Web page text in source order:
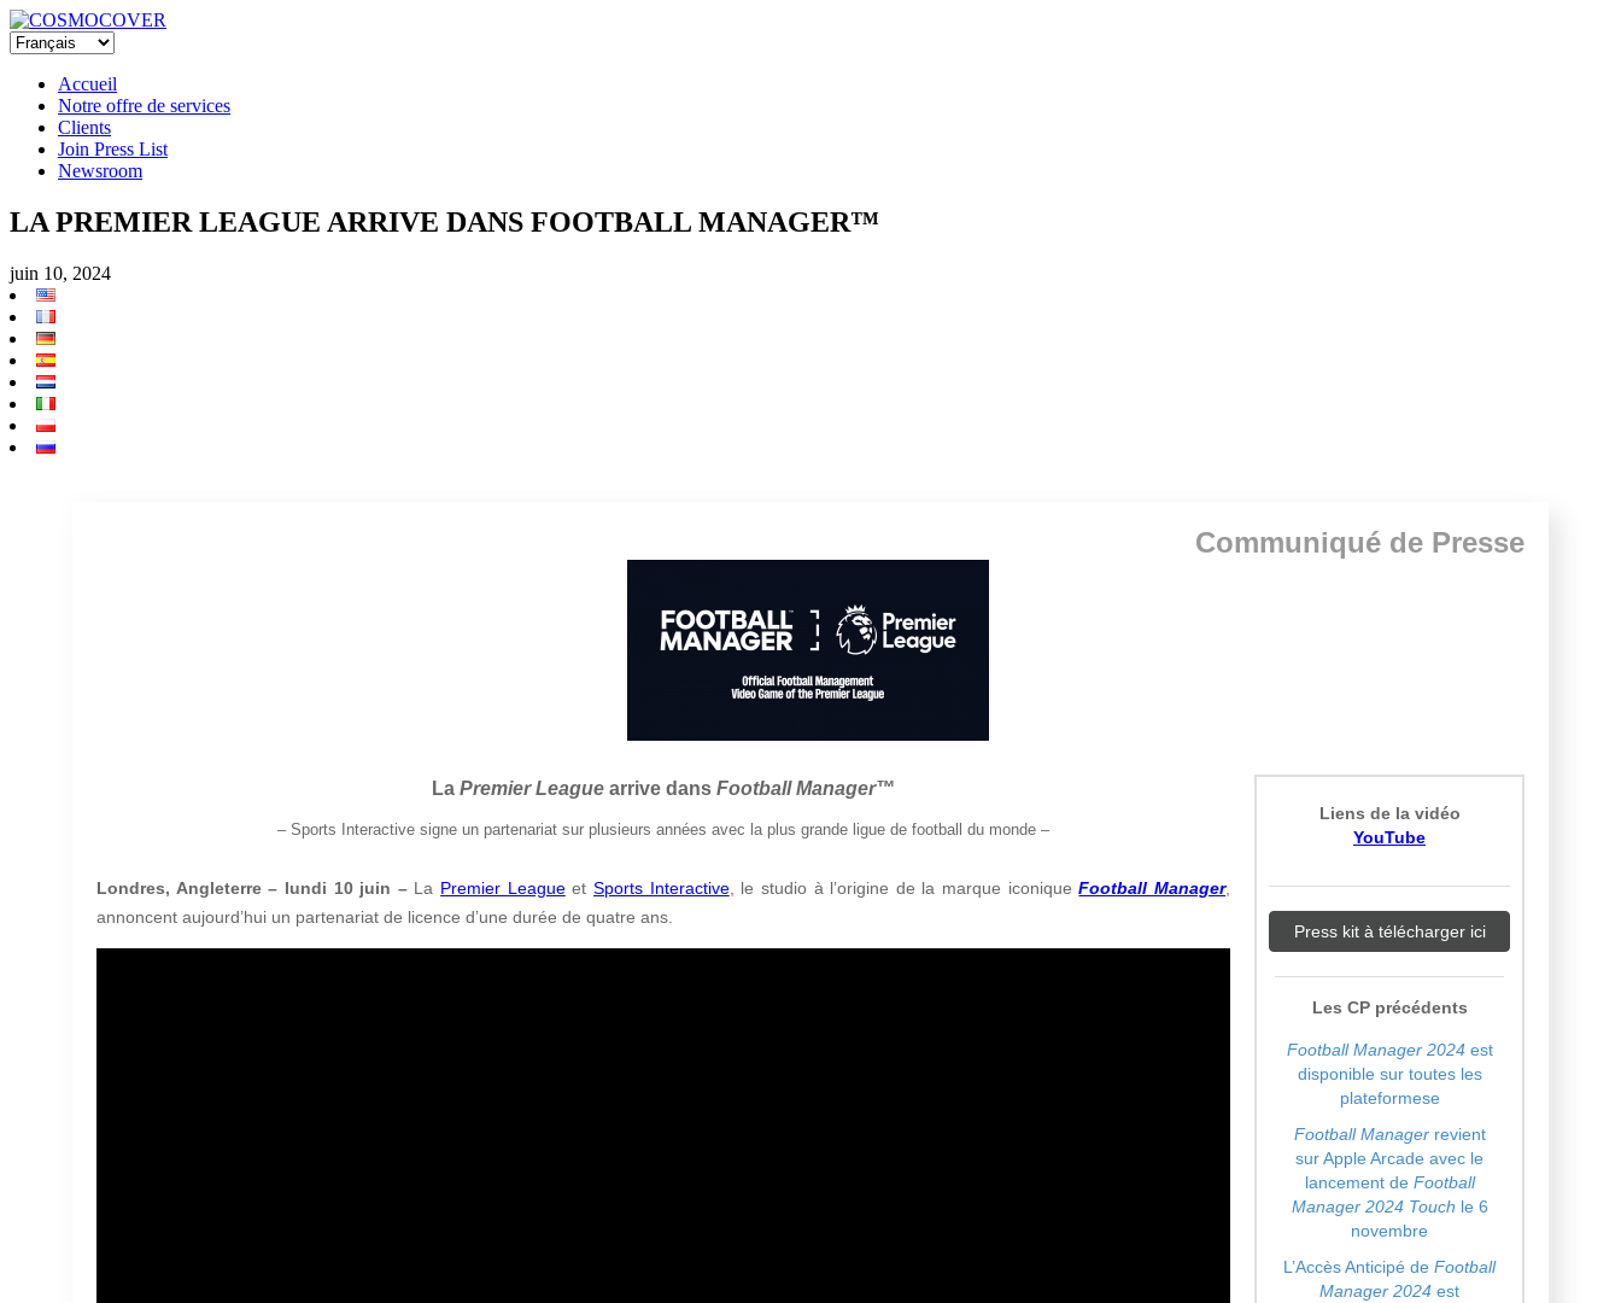
Accueil
Notre offre de services
Clients
Join Press List
Newsroom
LA PREMIER LEAGUE ARRIVE DANS FOOTBALL MANAGER™
juin 10, 2024
Communiqué de Presse
La Premier League arrive dans Football Manager™
– Sports Interactive signe un partenariat sur plusieurs années avec la plus grande ligue de football du monde –
Londres, Angleterre – lundi 10 juin –La Premier LeagueetSports Interactive, le studio à l’origine de la marque iconiqueFootball Manager,
annoncent aujourd’hui un partenariat de licence d’une durée de quatre ans.
Liens de la vidéo
YouTube
Press kit à télécharger ici
Les CP précédents
Football Manager 2024est
disponible sur toutes les
plateformese
Football Managerrevient
sur Apple Arcade avec le
lancement de Football
Manager 2024 Touch le 6
novembre
L’Accès Anticipé de Football
Manager 2024 est